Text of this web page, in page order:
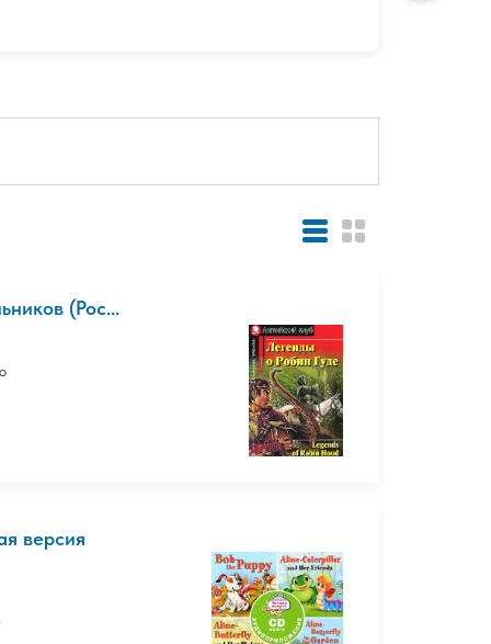
(Рос...
версия